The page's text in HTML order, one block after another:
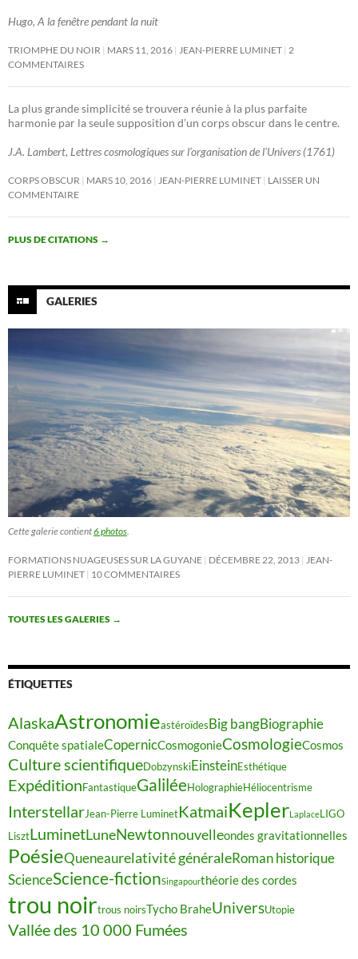
Hugo, A la fenêtre pendant la nuit
TRIOMPHE DU NOIR MARS 11, 2016 JEAN-PIERRE LUMINET 2
COMMENTAIRES
La plus grande simplicité se trouvera réunie à la plus parfaite
harmonie par la seule supposition d’un corps obscur dans le centre.
J.A. Lambert, Lettres cosmologiques sur l’organisation de l’Univers (1761)
CORPS OBSCUR MARS 10, 2016 JEAN-PIERRE LUMINET LAISSER UN
COMMENTAIRE
PLUS DE CITATIONS →
GALERIES
Cette galerie contient6 photos.
FORMATIONS NUAGEUSES SUR LA GUYANE DÉCEMBRE 22, 2013 JEAN-
PIERRE LUMINET 10 COMMENTAIRES
TOUTES LES GALERIES →
ÉTIQUETTES
AlaskaAstronomieastéroïdes Big bangBiographie
Conquête spatialeCopernicCosmogonieCosmologieCosmos
Culture scientifiqueDobzynskiEinsteinEsthétique
ExpéditionFantastiqueGaliléeHolographieHéliocentrisme
InterstellarJean-Pierre LuminetKatmaiKeplerLaplaceLIGO
LisztLuminetLuneNewtonnouvelleondes gravitationnelles
PoésieQueneaurelativité généraleRoman historique
ScienceScience-fictionSingapourthéorie des cordes
trou noirtrous noirsTycho BraheUniversUtopie
Vallée des 10 000 Fumées